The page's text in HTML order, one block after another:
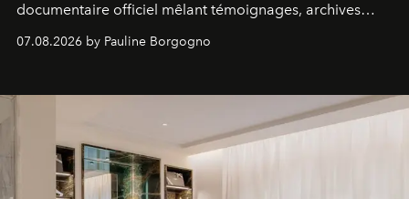
documentaire officiel mêlant témoignages, archives
inédites et plongée dans les coulisses d'un phénomène
générationnel.
07.08.2026 by Pauline Borgogno